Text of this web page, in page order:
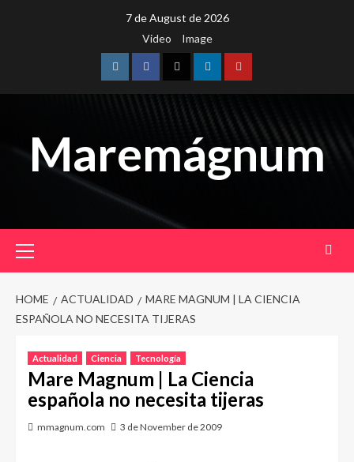
7 de August de 2026
Video
Image
InstagramFacebookTwitterLinkedinYoutube
Maremágnum
Menu
HOME ACTUALIDAD
MARE MAGNUM | LA CIENCIA
ESPAÑOLA NO NECESITA TIJERAS
Actualidad Ciencia Tecnología
Mare Magnum | La Ciencia
española no necesita tijeras
mmagnum.com 3 de November de 2009